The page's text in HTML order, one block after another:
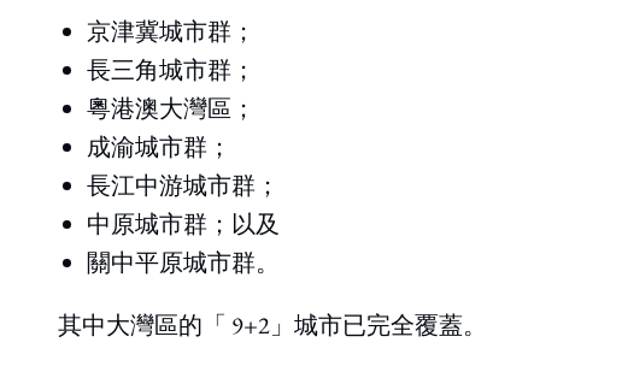
京津冀城市群；
長三角城市群；
粵港澳大灣區；
成渝城市群；
長江中游城市群；
中原城市群；以及
關中平原城市群。
其中大灣區的「 9+2」城市已完全覆蓋。